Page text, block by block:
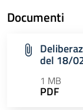
Documenti
del 18/
1 MB
PDF